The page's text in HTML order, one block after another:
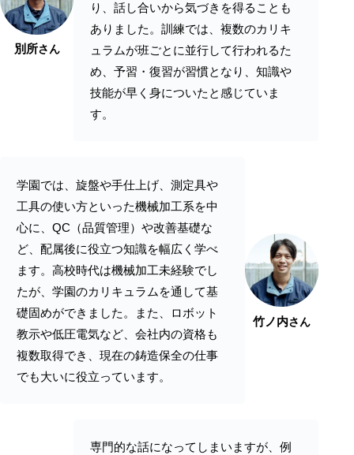
別所さん
り、話し合いから気づきを得ることも
ありました。訓練では、複数のカリキ
ュラムが班ごとに並行して行われるた
め、予習・復習が習慣となり、知識や
技能が早く身についたと感じていま
す。
竹ノ内さん
学園では、旋盤や手仕上げ、測定具や
工具の使い方といった機械加工系を中
心に、QC（品質管理）や改善基礎な
ど、配属後に役立つ知識を幅広く学べ
ます。高校時代は機械加工未経験でし
たが、学園のカリキュラムを通して基
礎固めができました。また、ロボット
教示や低圧電気など、会社内の資格も
複数取得でき、現在の鋳造保全の仕事
でも大いに役立っています。
専門的な話になってしまいますが、例